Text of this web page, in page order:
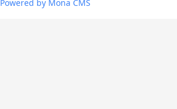
Powered by Mona CMS